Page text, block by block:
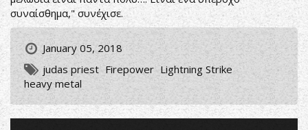
συναίσθημα," συνέχισε.
January 05, 2018
judas priest Firepower Lightning Strike
heavy metal